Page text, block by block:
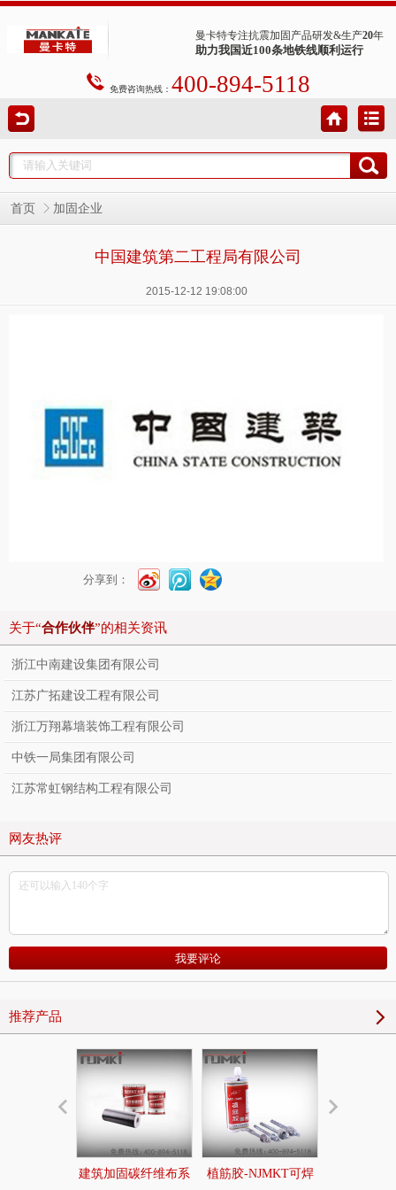
曼卡特专注抗震加固产品研发&生产20年
助力我国近100条地铁线顺利运行
免费咨询热线： 400-894-5118
首页 加固企业
中国建筑第二工程局有限公司
2015-12-12 19:08:00
分享到：
关于“合作伙伴”的相关资讯
浙江中南建设集团有限公司
江苏广拓建设工程有限公司
浙江万翔幕墙装饰工程有限公司
中铁一局集团有限公司
江苏常虹钢结构工程有限公司
网友热评
推荐产品
建筑加固碳纤维布系 植筋胶-NJMKT可焊